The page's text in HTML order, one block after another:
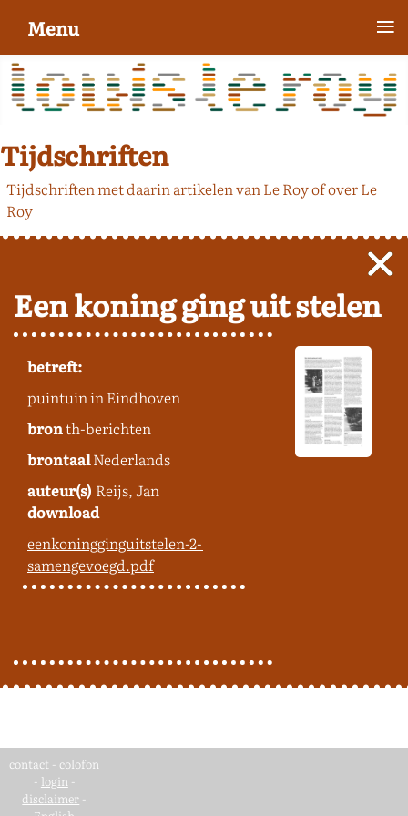
Tijdschriften
Tijdschriften met daarin artikelen van Le Roy of over Le
Roy
Een koning ging uit stelen
betreft:
puintuin in Eindhoven
bronth-berichten
brontaalNederlands
auteur(s) Reijs, Jan
download
eenkoningginguitstelen-2-
samengevoegd.pdf
contact - colofon
- login -
disclaimer -
Menu ≡